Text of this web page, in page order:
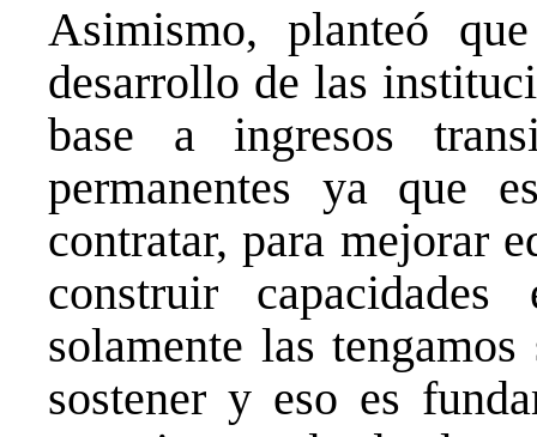
Asimismo, planteó
desarrollo de las
base a ingresos
permanentes ya que
contratar, para mejorar
construir
solamente las
sostener y eso es